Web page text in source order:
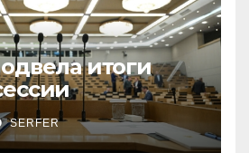
итоги
в 2023
SERFER